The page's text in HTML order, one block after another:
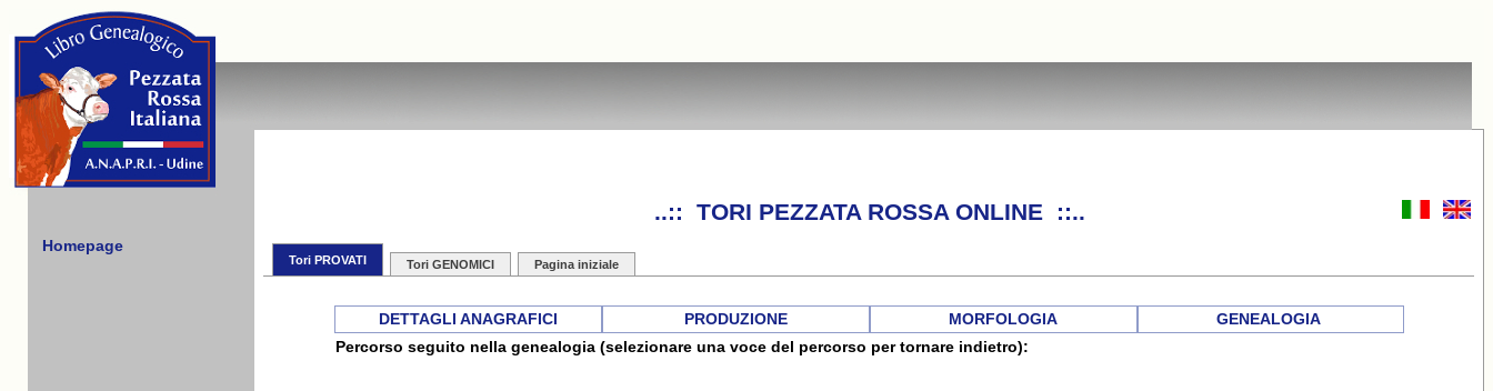
Homepage
..:: TORI PEZZATA ROSSA ONLINE ::..
Tori PROVATI Tori GENOMICI Pagina iniziale
DETTAGLI ANAGRAFICI PRODUZIONE MORFOLOGIA
GENEALOGIA
Percorso seguito nella genealogia (selezionare una voce del percorso per tornare indietro):